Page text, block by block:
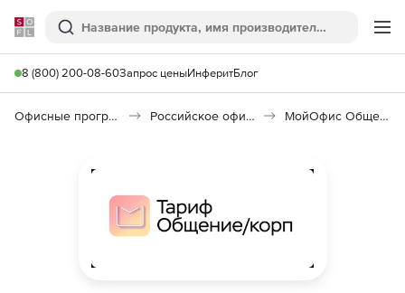
Softline
Поиск
8 (800) 200-08-60Запрос ценыИнферитБлог
Офисные программы Российское офисное ПО (Импортозамещение) МойОфис Общение